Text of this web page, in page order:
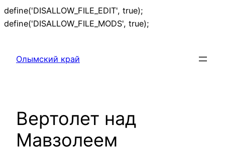
define('DISALLOW_FILE_EDIT', true);
define('DISALLOW_FILE_MODS', true);
Олымский край
Вертолет над
Мавзолеем